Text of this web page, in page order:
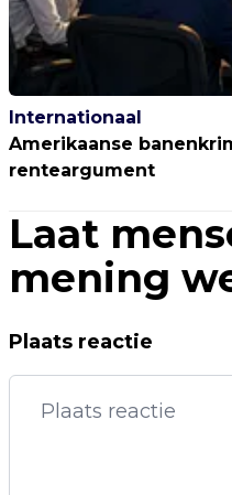
Internationaal
Amerikaanse
renteargument
Laat
mening
Plaats reactie